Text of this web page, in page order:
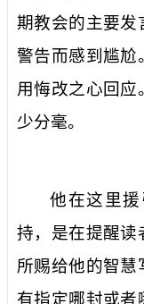
期教会的主要发
警告而感到尴尬
用悔改之心回应
少分毫。
他在这里
持，是在提醒读
所赐给他的智慧
有指定哪封或者